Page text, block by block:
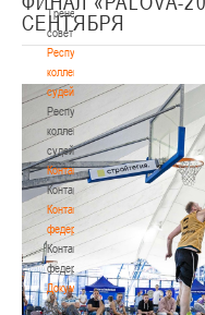
Тренерский
совет
Республиканская
коллегия
судей
Республиканская
коллегия
судей
Контакты
Контакты
Контакты
федерации
Контакты
федерации
Документы
Документы
СЕНТЯБРЯ